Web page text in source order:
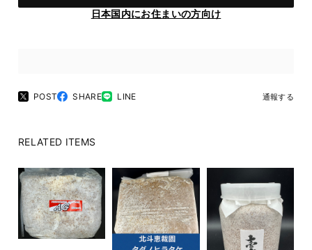
日本国内にお住まいの方向け
POST SHARE LINE 通報する
RELATED ITEMS